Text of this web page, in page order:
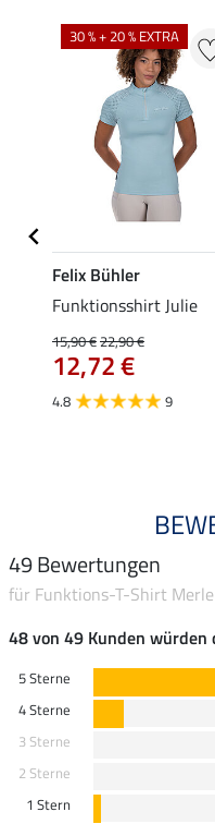
30 % + 20 % EXTRA
Felix Bühler
Funktionsshirt Julie
15,90 €22,90 €
12,72 €
4.8 9
49 Bewertungen
für Funktions-T-Shirt Merle
48 von 49 Kunden
5 Sterne
4 Sterne
3 Sterne
2 Sterne
1 Stern